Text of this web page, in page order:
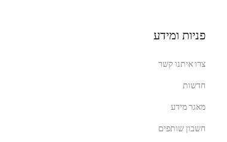
פניות ומידע
צרו איתנו קשר
חדשות
מאגר מידע
חשבון שותפים